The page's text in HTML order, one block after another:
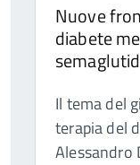
Nuove
diabete
Il tema del
terapia del
Alessandro